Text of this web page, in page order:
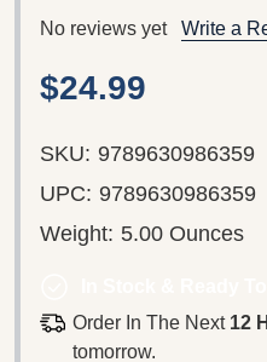
No reviews yet Write a
$24.99
SKU: 9789630986359
UPC: 9789630986359
Weight: 5.00 Ounces
Order In The Next 12
tomorrow.